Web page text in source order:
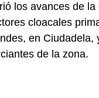
los avances de la
cloacales
en Ciudadela,
de la zona.